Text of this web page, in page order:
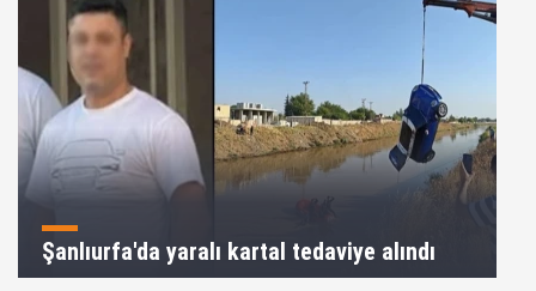
Şanlıurfa'da yaralı kartal tedaviye alındı